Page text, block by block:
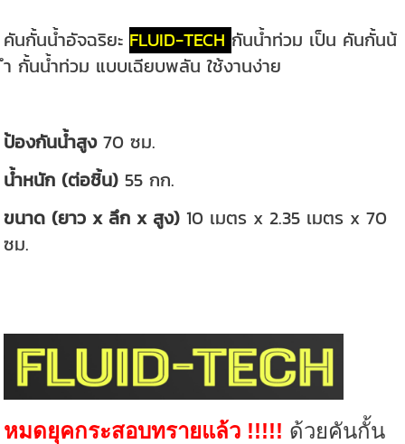
คันกั้นน้ำอัจฉริยะ FLUID-TECH กันน้ำท่วม เป็น คันกั้นน้
ำ กั้นน้ำท่วม แบบเฉียบพลัน ใช้งานง่าย
ป้องกันน้ำสูง70 ซม.
น้ำหนัก (ต่อชิ้น)55 กก.
ขนาด (ยาว x ลึก x สูง)10 เมตร x 2.35 เมตร x 70
ซม.
หมดยุคกระสอบทรายแล้ว !!!!! ด้วยคันกั้น